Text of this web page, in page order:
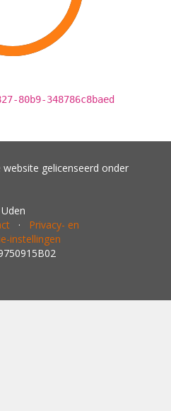
80b9-348786c8baed
gelicenseerd onder
· Privacy- en
instellingen